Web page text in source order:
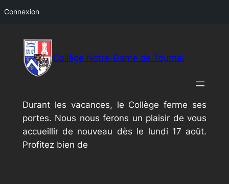
Connexion
contenu
Collège Notre-Dame de Tournai
Durant les vacances, le Collège ferme ses
portes. Nous nous ferons un plaisir de vous
accueillir de nouveau dès le lundi 17 août.
Profitez bien de